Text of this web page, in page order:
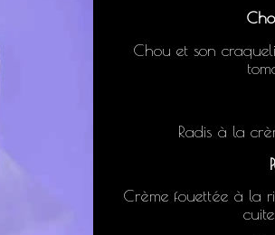
Chou et son
Radis à la
Crème fouettée à la